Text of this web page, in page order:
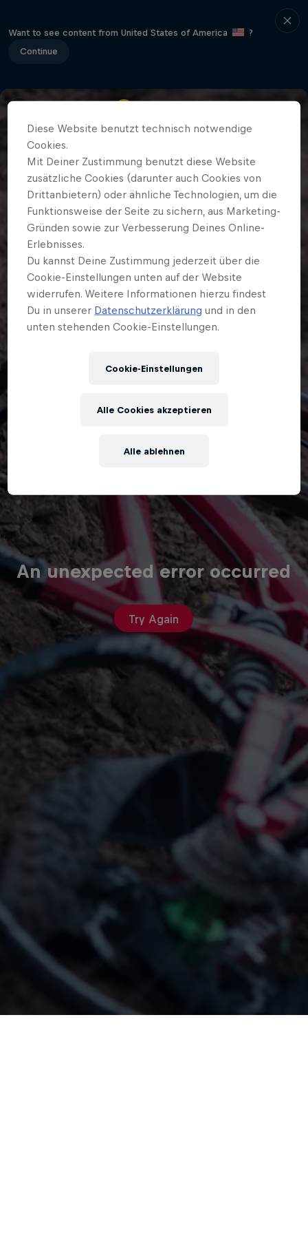
Want to see content from United States of America
?
Continue
An unexpected error occurred
Try Again
Diese Website benutzt technisch notwendige
Cookies.
Mit Deiner Zustimmung benutzt diese Website
zusätzliche Cookies (darunter auch Cookies von
Drittanbietern) oder ähnliche Technologien, um die
Funktionsweise der Seite zu sichern, aus Marketing-
Gründen sowie zur Verbesserung Deines Online-
Erlebnisses.
Du kannst Deine Zustimmung jederzeit über die
Cookie-Einstellungen unten auf der Website
widerrufen. Weitere Informationen hierzu findest
Du in unserer Datenschutzerklärung und in den
unten stehenden Cookie-Einstellungen.
Cookie-Einstellungen
Alle ablehnen
Alle Cookies akzeptieren